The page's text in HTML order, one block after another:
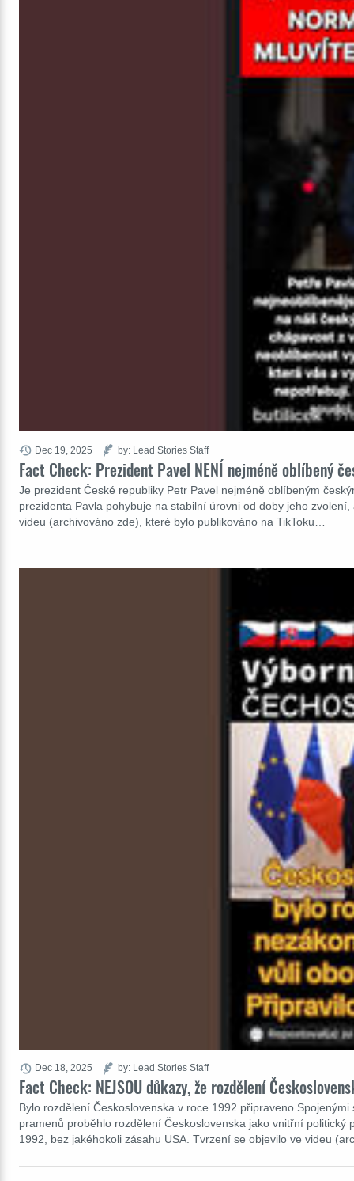
Fact Check: Prezident Pavel NENÍ nejméně oblíbený
Je prezident České republiky Petr Pavel nejméně oblíbeným
prezidenta Pavla pohybuje na stabilní úrovni od doby jeho
videu (archivováno zde), které bylo publikováno na TikToku…
Dec 19, 2025 by: Lead Stories Staff
Fact Check: NEJSOU důkazy, že rozdělení
Bylo rozdělení Československa v roce 1992 připraveno
pramenů proběhlo rozdělení Československa jako vnitřní
1992, bez jakéhokoli zásahu USA. Tvrzení se objevilo ve videu
Dec 18, 2025 by: Lead Stories Staff